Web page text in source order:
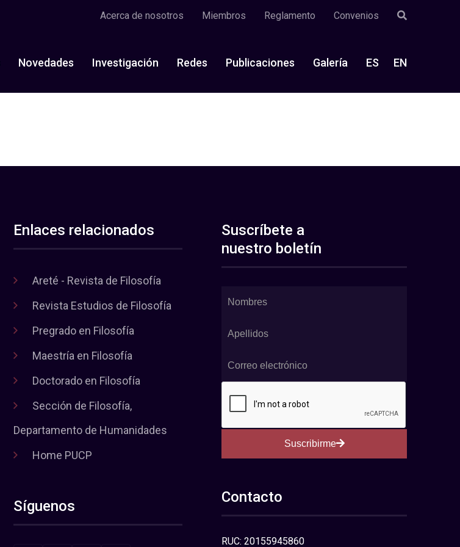
Acerca de nosotros Miembros Reglamento Convenios
Novedades Investigación Redes Publicaciones Galería ES EN
Enlaces relacionados
Areté - Revista de Filosofía
Revista Estudios de Filosofía
Pregrado en Filosofía
Maestría en Filosofía
Doctorado en Filosofía
Sección de Filosofía,
Departamento de Humanidades
Home PUCP
Síguenos
Suscríbete a
nuestro boletín
Suscribirme
Contacto
RUC: 20155945860